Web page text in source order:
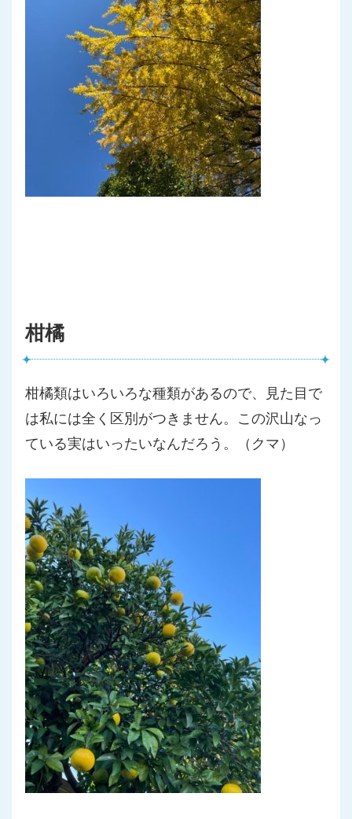
柑橘
柑橘類はいろいろな種類があるので、見た目で
は私には全く区別がつきません。この沢山なっ
ている実はいったいなんだろう。（クマ）